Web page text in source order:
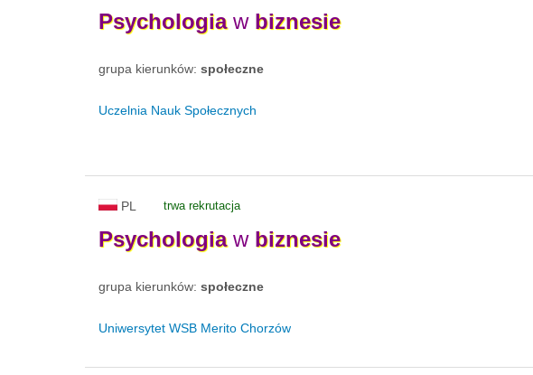
Psychologiaw biznesie
grupa kierunków: społeczne
Uczelnia Nauk Społecznych
PL trwa rekrutacja
Psychologiaw biznesie
grupa kierunków: społeczne
Uniwersytet WSB Merito Chorzów